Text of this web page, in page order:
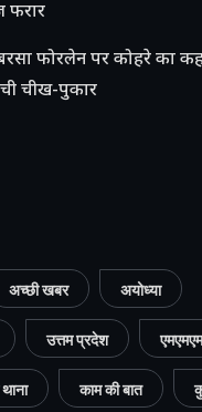
फरार
फोरलेन पर कोहरे का
चीख-पुकार
अच्छी खबर अयोध्या
उत्तम प्रदेश
काम की बात